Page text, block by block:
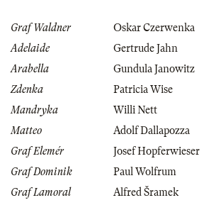
Graf Waldner
Oskar Czerwenka
Adelaide
Gertrude Jahn
Arabella
Gundula Janowitz
Zdenka
Patricia Wise
Mandryka
Willi Nett
Matteo
Adolf Dallapozza
Graf Elemér
Josef Hopferwieser
Graf Dominik
Paul Wolfrum
Graf Lamoral
Alfred Šramek